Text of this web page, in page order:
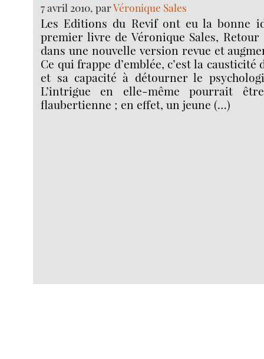
7 avril 2010, parVéronique Sales
Les Editions du Revif ont eu la bonne
premier livre de Véronique Sales,
dans une nouvelle version revue et
Ce qui frappe d’emblée, c’est la causticité
et sa capacité à détourner le
L’intrigue en elle-même pourrait
flaubertienne ; en effet, un jeune (…)